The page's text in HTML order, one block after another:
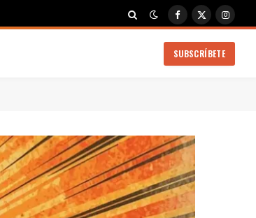
Facebook
X
SUBSCRÍBETE